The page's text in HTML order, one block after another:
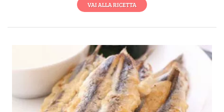
VAI ALLA RICETTA